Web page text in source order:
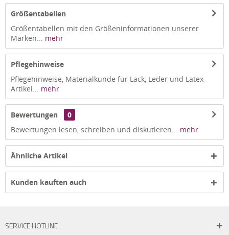
Größentabellen
Größentabellen mit den Größeninformationen unserer
Marken... mehr
Pflegehinweise
Pflegehinweise, Materialkunde für Lack, Leder und Latex-
Artikel... mehr
Bewertungen
0
Bewertungen lesen, schreiben und diskutieren... mehr
Ähnliche Artikel
Kunden kauften auch
SERVICE HOTLINE